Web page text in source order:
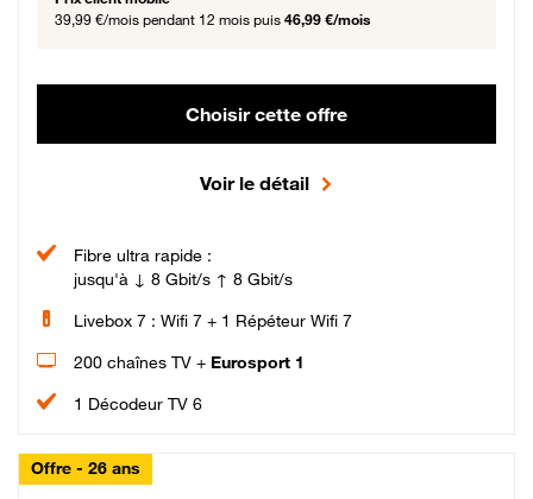
39,99 €/mois pendant 12 mois puis 46,99 €/mois
Choisir cette offre
Voir le détail
Fibre ultra rapide :
jusqu'à ↓ 8 Gbit/s ↑ 8 Gbit/s
Livebox 7 : Wifi 7 + 1 Répéteur Wifi 7
200 chaînes TV + Eurosport 1
1 Décodeur TV 6
Offre - 26 ans